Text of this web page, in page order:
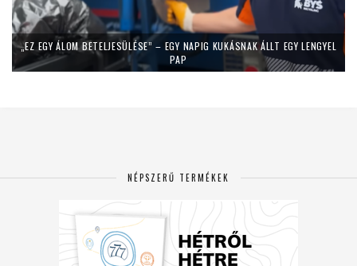
„EZ EGY ÁLOM BETELJESÜLÉSE” – EGY NAPIG KUKÁSNAK ÁLLT EGY LENGYEL
PAP
NÉPSZERŰ TERMÉKEK